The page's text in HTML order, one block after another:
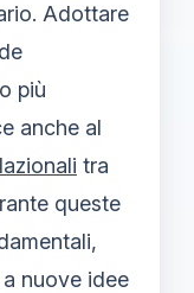
Adottare
più
anche al
tra
queste
nuove idee